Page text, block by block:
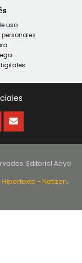
uso
Editorial Abya
Hipertexto - Netizen,